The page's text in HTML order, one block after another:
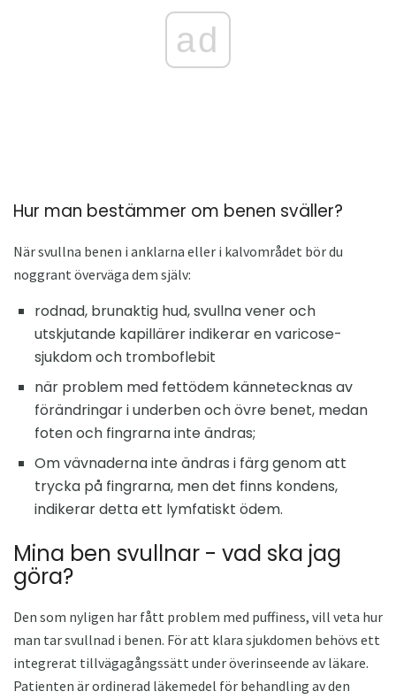
ad
Hur man bestämmer om benen sväller?
När svullna benen i anklarna eller i kalvområdet bör du
noggrant överväga dem själv:
rodnad, brunaktig hud, svullna vener och
utskjutande kapillärer indikerar en varicose-
sjukdom och tromboflebit
när problem med fettödem kännetecknas av
förändringar i underben och övre benet, medan
foten och fingrarna inte ändras;
Om vävnaderna inte ändras i färg genom att
trycka på fingrarna, men det finns kondens,
indikerar detta ett lymfatiskt ödem.
Mina ben svullnar - vad ska jag
göra?
Den som nyligen har fått problem med puffiness, vill veta hur
man tar svullnad i benen. För att klara sjukdomen behövs ett
integrerat tillvägagångssätt under överinseende av läkare.
Patienten är ordinerad läkemedel för behandling av den